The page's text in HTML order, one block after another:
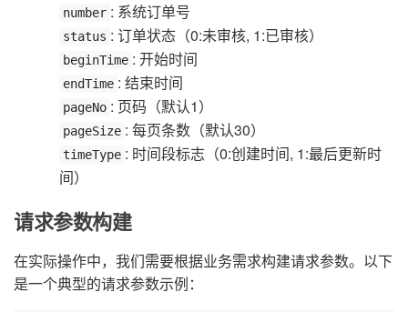
number : 系统订单号
status : 订单状态（0:未审核, 1:已审核）
beginTime : 开始时间
endTime : 结束时间
pageNo : 页码（默认1）
pageSize : 每页条数（默认30）
timeType : 时间段标志（0:创建时间, 1:最后更新时
间）
请求参数构建
在实际操作中，我们需要根据业务需求构建请求参数。以下
是一个典型的请求参数示例：